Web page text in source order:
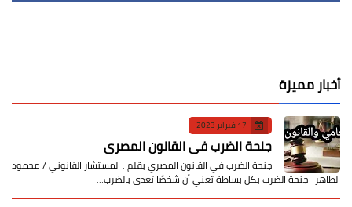
أخبار مميزة
17 فبراير 2023
جنحة الضرب في القانون المصري
جنحة الضرب في القانون المصري بقلم : المستشار القانوني / محمود
الطاهر جنحة الضرب بكل بساطة تعني أن شخصًا تعدى بالضرب…